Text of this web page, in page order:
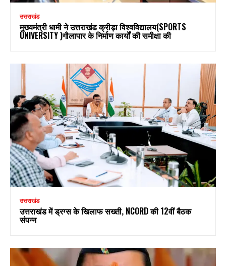
उत्तराखंड
मुख्यमंत्री धामी ने उत्तराखंड क्रीड़ा विश्वविद्यालय(SPORTS
UNIVERSITY )गौलापार के निर्माण कार्यों की समीक्षा की
उत्तराखंड
उत्तराखंड में ड्रग्स के खिलाफ सख्ती, NCORD की 12वीं बैठक
संपन्न